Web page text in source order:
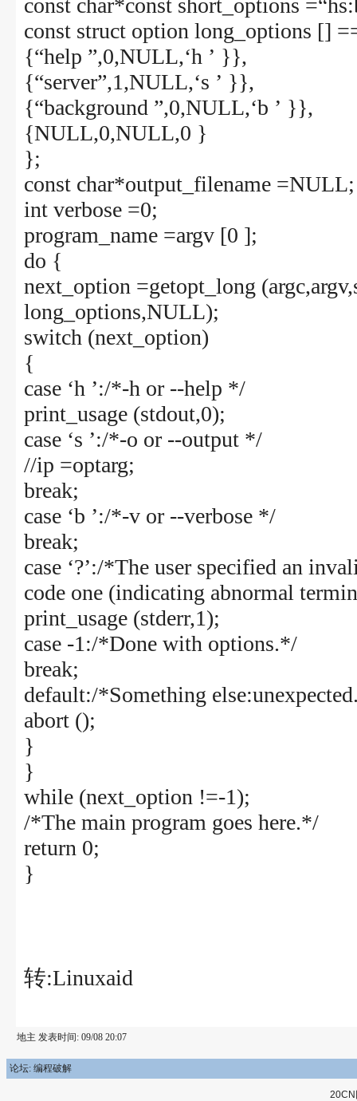
const char*const short_options
const struct option long_options []
{“help ”,0,NULL,‘h ’ }},
{“server”,1,NULL,‘s ’ }},
{“background ”,0,NULL,‘b ’ }},
{NULL,0,NULL,0 }
};
const char*output_filename
int verbose =0;
program_name =argv [0 ];
do {
next_option =getopt_long
long_options,NULL);
switch (next_option)
{
case ‘h ’:/*-h or --help */
print_usage (stdout,0);
case ‘s ’:/*-o or --output */
//ip =optarg;
break;
case ‘b ’:/*-v or --verbose */
break;
case ‘?’:/*The user specified an
code one (indicating abnormal
print_usage (stderr,1);
case -1:/*Done with options.*/
break;
default:/*Something
abort ();
}
}
while (next_option !=-1);
/*The main program goes here.*/
return 0;
}
转:Linuxaid
地主 发表时间: 09/08 20:07
论坛: 编程破解
20CN